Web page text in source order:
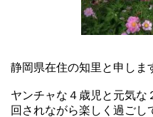
静岡県在住の知里と申しま
ヤンチャな４歳児と元気な
回されながら楽しく過ごし